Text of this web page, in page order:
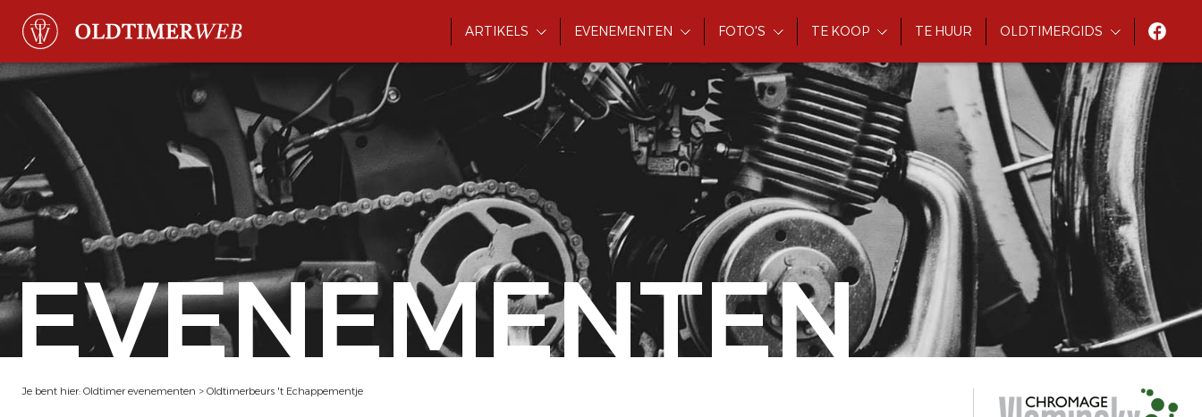
ARTIKELS EVENEMENTEN FOTO'S TE KOOP TE HUUR OLDTIMERGIDS
EVENEMENTEN
Je bent hier: Oldtimer evenementen > Oldtimerbeurs 't Echappementje